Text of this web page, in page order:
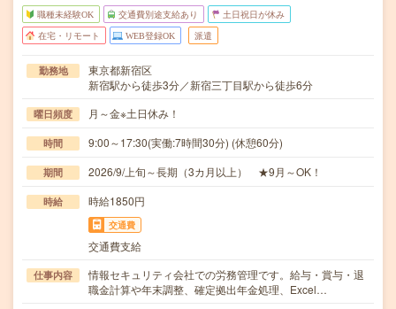
職種未経験OK 交通費別途支給あり 土日祝日が休み
在宅・リモート WEB登録OK 派遣
勤務地
東京都新宿区
新宿駅から徒歩3分／新宿三丁目駅から徒歩6分
曜日頻度 月～金※土日休み！
時間 9:00～17:30(実働:7時間30分) (休憩60分)
期間 2026/9/上旬～長期（3カ月以上） ★9月～OK！
時給 時給1850円
交通費
交通費支給
仕事内容
情報セキュリティ会社での労務管理です。給与・賞与・退
職金計算や年末調整、確定拠出年金処理、Excel…